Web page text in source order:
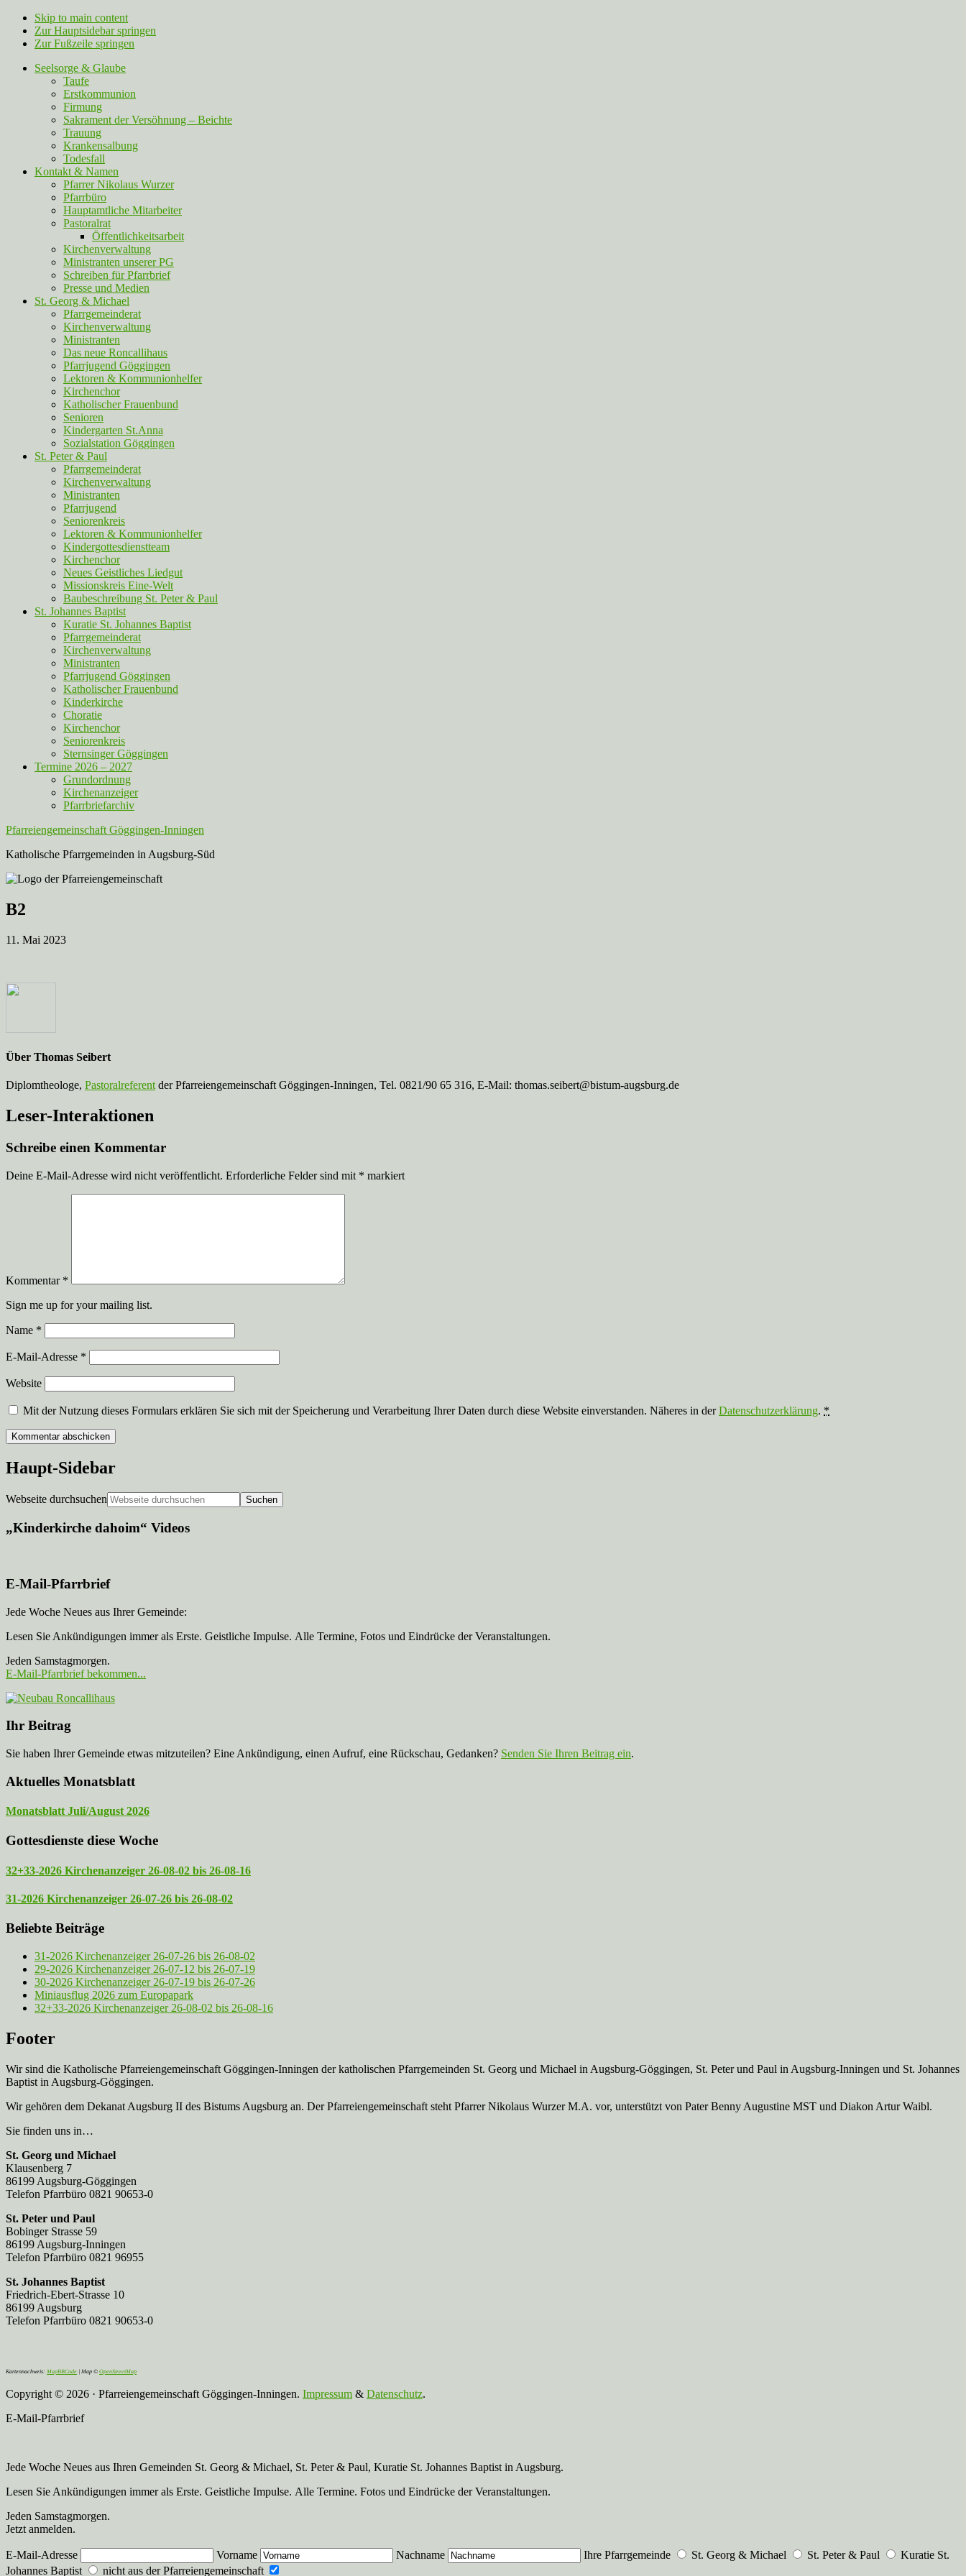
Skip to main content
Zur Hauptsidebar springen
Zur Fußzeile springen
Seelsorge & Glaube
Taufe
Erstkommunion
Firmung
Sakrament der Versöhnung – Beichte
Trauung
Krankensalbung
Todesfall
Kontakt & Namen
Pfarrer Nikolaus Wurzer
Pfarrbüro
Hauptamtliche Mitarbeiter
Pastoralrat
Öffentlichkeitsarbeit
Kirchenverwaltung
Ministranten unserer PG
Schreiben für Pfarrbrief
Presse und Medien
St. Georg & Michael
Pfarrgemeinderat
Kirchenverwaltung
Ministranten
Das neue Roncallihaus
Pfarrjugend Göggingen
Lektoren & Kommunionhelfer
Kirchenchor
Katholischer Frauenbund
Senioren
Kindergarten St.Anna
Sozialstation Göggingen
St. Peter & Paul
Pfarrgemeinderat
Kirchenverwaltung
Ministranten
Pfarrjugend
Seniorenkreis
Lektoren & Kommunionhelfer
Kindergottesdienstteam
Kirchenchor
Neues Geistliches Liedgut
Missionskreis Eine-Welt
Baubeschreibung St. Peter & Paul
St. Johannes Baptist
Kuratie St. Johannes Baptist
Pfarrgemeinderat
Kirchenverwaltung
Ministranten
Pfarrjugend Göggingen
Katholischer Frauenbund
Kinderkirche
Choratie
Kirchenchor
Seniorenkreis
Sternsinger Göggingen
Termine 2026 – 2027
Grundordnung
Kirchenanzeiger
Pfarrbriefarchiv
Pfarreiengemeinschaft Göggingen-Inningen
Katholische Pfarrgemeinden in Augsburg-Süd
B2
11. Mai 2023
Über Thomas Seibert
Diplomtheologe, Pastoralreferent der Pfarreiengemeinschaft Göggingen-Inningen, Tel. 0821/90 65 316, E-Mail: thomas.seibert@bistum-augsburg.de
Leser-Interaktionen
Schreibe einen Kommentar
Deine E-Mail-Adresse wird nicht veröffentlicht. Erforderliche Felder sind mit * markiert
Kommentar *
Sign me up for your mailing list.
Name *
E-Mail-Adresse *
Website
Mit der Nutzung dieses Formulars erklären Sie sich mit der Speicherung und Verarbeitung Ihrer Daten durch diese Website einverstanden. Näheres in derDatenschutzerklärung. *
Haupt-Sidebar
Webseite durchsuchen
„Kinderkirche dahoim“ Videos
E-Mail-Pfarrbrief
Jede Woche Neues aus Ihrer Gemeinde:
Lesen Sie Ankündigungen immer als Erste. Geistliche Impulse. Alle Termine, Fotos und Eindrücke der Veranstaltungen.
Jeden Samstagmorgen.
E-Mail-Pfarrbrief bekommen...
Ihr Beitrag
Sie haben Ihrer Gemeinde etwas mitzuteilen? Eine Ankündigung, einen Aufruf, eine Rückschau, Gedanken? Senden Sie Ihren Beitrag ein.
Aktuelles Monatsblatt
Monatsblatt Juli/August 2026
Gottesdienste diese Woche
32+33-2026 Kirchenanzeiger 26-08-02 bis 26-08-16
31-2026 Kirchenanzeiger 26-07-26 bis 26-08-02
Beliebte Beiträge
31-2026 Kirchenanzeiger 26-07-26 bis 26-08-02
29-2026 Kirchenanzeiger 26-07-12 bis 26-07-19
30-2026 Kirchenanzeiger 26-07-19 bis 26-07-26
Miniausflug 2026 zum Europapark
32+33-2026 Kirchenanzeiger 26-08-02 bis 26-08-16
Footer
Wir sind die Katholische Pfarreien­gemeinschaft Göggingen-Inningen der katholischen Pfarrgemeinden St. Georg und Michael in Augsburg-Göggingen, St. Peter und Paul in Augsburg-Inningen und St. Johannes
Baptist in Augsburg-Göggingen.
Wir gehören dem Dekanat Augsburg II des Bistums Augsburg an. Der Pfarreien­gemeinschaft steht Pfarrer Nikolaus Wurzer M.A. vor, unterstützt von Pater Benny Augustine MST und Diakon Artur Waibl.
Sie finden uns in…
St. Georg und Michael
Klausenberg 7
86199 Augsburg-Göggingen
Telefon Pfarrbüro 0821 90653-0
St. Peter und Paul
Bobinger Strasse 59
86199 Augsburg-Inningen
Telefon Pfarrbüro 0821 96955
St. Johannes Baptist
Friedrich-Ebert-Strasse 10
86199 Augsburg
Telefon Pfarrbüro 0821 90653-0
Kartennachweis: MapBBCode | Map © OpenStreetMap
Copyright © 2026 · Pfarreiengemeinschaft Göggingen-Inningen. Impressum & Datenschutz.
E-Mail-Pfarrbrief
Jede Woche Neues aus Ihren Gemeinden St. Georg & Michael, St. Peter & Paul, Kuratie St. Johannes Baptist in Augsburg.
Lesen Sie Ankündigungen immer als Erste. Geistliche Impulse. Alle Termine. Fotos und Eindrücke der Veranstaltungen.
Jeden Samstagmorgen.
Jetzt anmelden.
E-Mail-Adresse Vorname Nachname Ihre Pfarrgemeinde St. Georg & Michael St. Peter & Paul
Kuratie St.
Johannes Baptist
nicht aus der Pfarreiengemeinschaft